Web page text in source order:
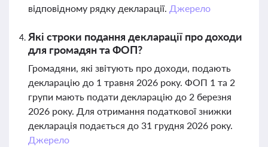
відповідному рядку декларації. Джерело
Які строки подання декларації про доходи
для громадян та ФОП?
Громадяни, які звітують про доходи, подають
декларацію до 1 травня 2026 року. ФОП 1 та 2
групи мають подати декларацію до 2 березня
2026 року. Для отримання податкової знижки
декларація подається до 31 грудня 2026 року.
Джерело